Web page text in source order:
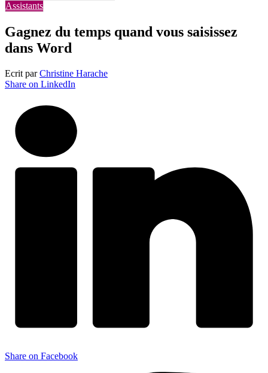
Assistants
Gagnez du temps quand vous saisissez
dans Word
Ecrit parChristine Harache
Share on LinkedIn
Share on Facebook